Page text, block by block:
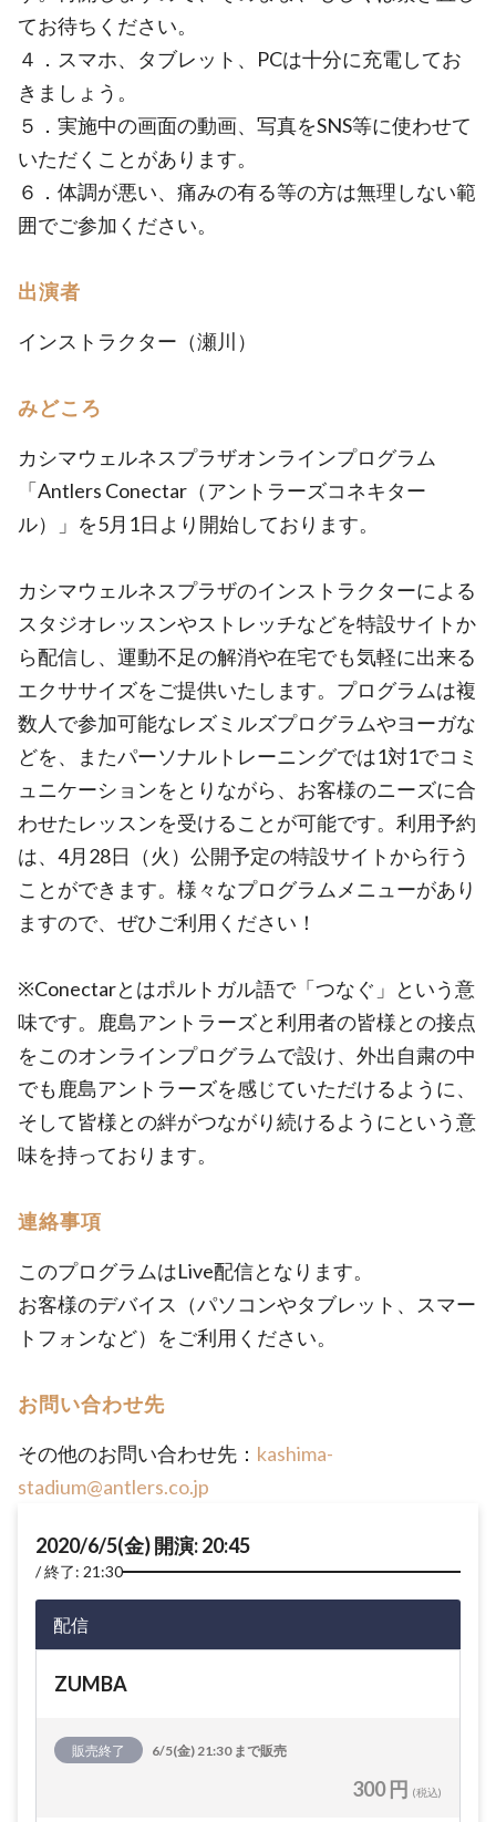
てお待ちください。
４．スマホ、タブレット、PCは十分に充電してお
きましょう。
５．実施中の画面の動画、写真をSNS等に使わせて
いただくことがあります。
６．体調が悪い、痛みの有る等の方は無理しない範
囲でご参加ください。
出演者
インストラクター（瀬川）
みどころ
カシマウェルネスプラザオンラインプログラム
「Antlers Conectar（アントラーズコネキター
ル）」を5月1日より開始しております。
カシマウェルネスプラザのインストラクターによる
スタジオレッスンやストレッチなどを特設サイトか
ら配信し、運動不足の解消や在宅でも気軽に出来る
エクササイズをご提供いたします。プログラムは複
数人で参加可能なレズミルズプログラムやヨーガな
どを、またパーソナルトレーニングでは1対1でコミ
ュニケーションをとりながら、お客様のニーズに合
わせたレッスンを受けることが可能です。利用予約
は、4月28日（火）公開予定の特設サイトから行う
ことができます。様々なプログラムメニューがあり
ますので、ぜひご利用ください！
※Conectarとはポルトガル語で「つなぐ」という意
味です。鹿島アントラーズと利用者の皆様との接点
をこのオンラインプログラムで設け、外出自粛の中
でも鹿島アントラーズを感じていただけるように、
そして皆様との絆がつながり続けるようにという意
味を持っております。
連絡事項
このプログラムはLive配信となります。
お客様のデバイス（パソコンやタブレット、スマー
トフォンなど）をご利用ください。
お問い合わせ先
その他のお問い合わせ先： kashima-
stadium@antlers.co.jp
2020/6/5(金) 開演: 20:45
終了: 21:30
配信
ZUMBA
販売終了 6/5(金) 21:30 まで販売
300 円 (税込)